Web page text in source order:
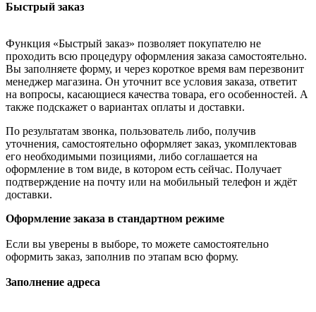
Быстрый заказ
Функция «Быстрый заказ» позволяет покупателю не
проходить всю процедуру оформления заказа самостоятельно.
Вы заполняете форму, и через короткое время вам перезвонит
менеджер магазина. Он уточнит все условия заказа, ответит
на вопросы, касающиеся качества товара, его особенностей. А
также подскажет о вариантах оплаты и доставки.
По результатам звонка, пользователь либо, получив
уточнения, самостоятельно оформляет заказ, укомплектовав
его необходимыми позициями, либо соглашается на
оформление в том виде, в котором есть сейчас. Получает
подтверждение на почту или на мобильный телефон и ждёт
доставки.
Оформление заказа в стандартном режиме
Если вы уверены в выборе, то можете самостоятельно
оформить заказ, заполнив по этапам всю форму.
Заполнение адреса